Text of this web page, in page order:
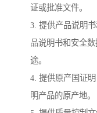
证或批准文件。
3. 提供产品说明
品说明书和安全
途。
4. 提供原产国证
明产品的原产地。